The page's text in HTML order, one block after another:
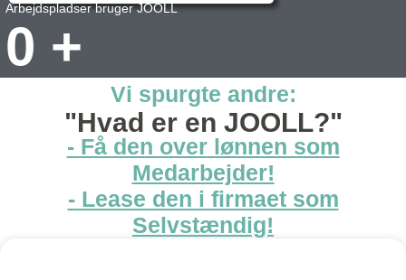
Arbejdspladser bruger JOOLL
0 +
Vi spurgte andre:
"Hvad er en JOOLL?"
- Få den over lønnen som
Medarbejder!
- Lease den i firmaet som
Selvstændig!